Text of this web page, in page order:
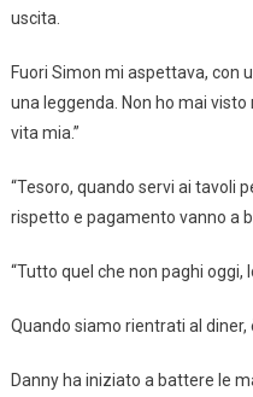
uscita.
Fuori Simon mi aspettava, con
una leggenda. Non ho mai
vita mia.”
“Tesoro, quando servi ai tavoli
rispetto e pagamento vanno a
“Tutto quel che non paghi oggi,
Quando siamo rientrati al
Danny ha iniziato a battere le